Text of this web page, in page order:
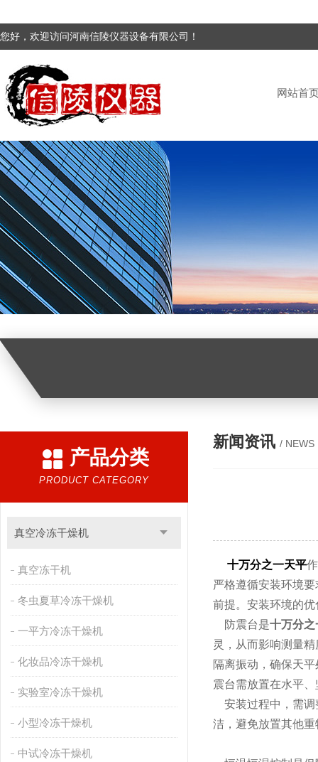
您好，欢迎访问河南信陵仪器设备有限公司！
网站首
产品分类
PRODUCT CATEGORY
真空冷冻干燥机
真空冻干机
冬虫夏草冷冻干燥机
一平方冷冻干燥机
化妆品冷冻干燥机
实验室冷冻干燥机
小型冷冻干燥机
中试冷冻干燥机
新闻资讯 / NEWS
十万分之一天平
严格遵循安装环境
前提。安装环境的
防震台是十万分之
灵，从而影响测量
隔离振动，确保天
震台需放置在水平
安装过程中，需调
洁，避免放置其他